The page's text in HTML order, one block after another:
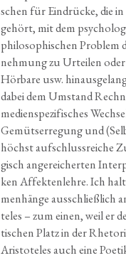
schen für Ein­drü­cke, die
gehört, mit dem
phi­lo­so­phi­schen Pro­blem
neh­mung zu Urtei­len
Hör­ba­re usw.
dabei dem Umstand
medi­en­spe­zi­fi­sches
Gemüts­er­re­gung und
höchst auf­schluss­rei­che
gisch ange­rei­cher­ten
ken Affek­ten­leh­re. Ich
men­hän­ge aus­schließ­lich
te­les – zum einen, weil er
ti­schen Platz in der
Aris­to­te­les auch eine